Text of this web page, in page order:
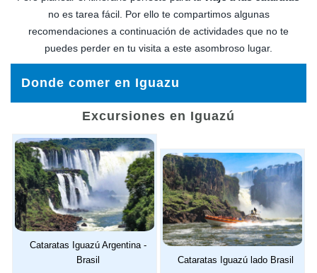
no es tarea fácil. Por ello te compartimos algunas
recomendaciones a continuación de actividades que no te
puedes perder en tu visita a este asombroso lugar.
Donde comer en Iguazu
Hay muchos y muy buenos restaurantes en Puerto de
Iguazú, pero si lo que quieres es un poco ir don de van los
argentinos, te recomendamos que vayas a las"Feirinha",
y te preguntaras que es esto, pues es un lugar típico de la
ciudad de Puerto Iguazú, donde puede relajarse y saborear
una buena picada con quesos, aceitunas, jamones crudos y
cocidos, vinos, licores, embutidos, aceites, dulces de leche
y alfajores, entre otras cosas.
Excursiones en Iguazú
Cataratas Iguazú Argentina -
Brasil
Cataratas Iguazú lado Brasil